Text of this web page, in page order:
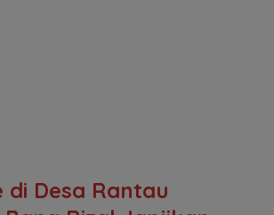
di Desa Rantau